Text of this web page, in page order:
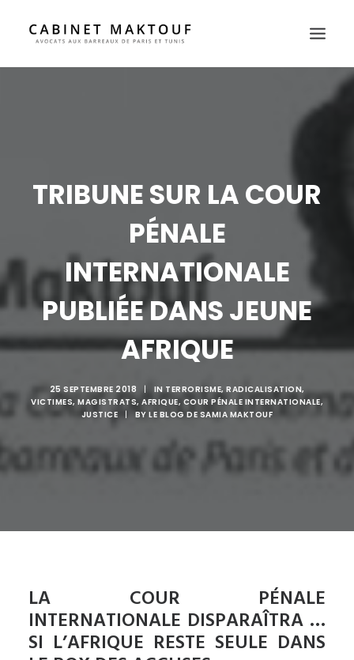
PRESSE
TRIBUNE SUR LA COUR
PÉNALE
INTERNATIONALE
PUBLIÉE DANS JEUNE
AFRIQUE
25 SEPTEMBRE 2018 | IN TERRORISME, RADICALISATION,
VICTIMES, MAGISTRATS, AFRIQUE, COUR PÉNALE INTERNATIONALE,
JUSTICE
| BYLE BLOG DE SAMIA MAKTOUF
LA COUR PÉNALE
INTERNATIONALE DISPARAÎTRA …
SI L’AFRIQUE RESTE SEULE DANS